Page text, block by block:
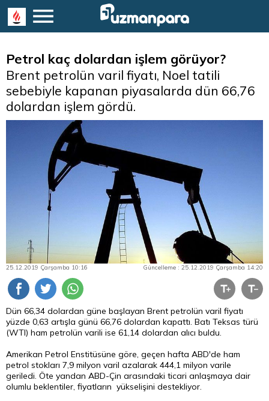
Petrol kaç dolardan işlem görüyor?
Brent petrolün varil fiyatı, Noel tatili
sebebiyle kapanan piyasalarda dün 66,76
dolardan işlem gördü.
25.12.2019 Çarşamba 10:16 Güncelleme : 25.12.2019 Çarşamba 14:20
Dün 66,34 dolardan güne başlayan Brent petrolün varil fiyatı
yüzde 0,63 artışla günü 66,76 dolardan kapattı. Batı Teksas türü
(WTI) ham petrolün varili ise 61,14 dolardan alıcı buldu.
Amerikan Petrol Enstitüsüne göre, geçen hafta ABD'de ham
petrol stokları 7,9 milyon varil azalarak 444,1 milyon varile
geriledi. Öte yandan ABD-Çin arasındaki ticari anlaşmaya dair
olumlu beklentiler, fiyatların yükselişini destekliyor.